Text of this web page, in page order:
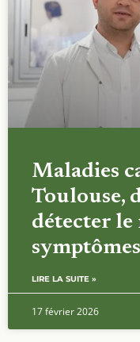
Maladies
Toulouse,
détecter le
symptômes
LIRE LA SUITE »
17 février 2026